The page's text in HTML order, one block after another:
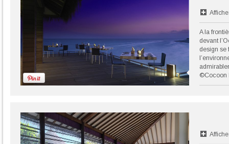
A la
devant
design se
©Cocoon